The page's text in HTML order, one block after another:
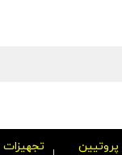
پروتیین
تجهیزات